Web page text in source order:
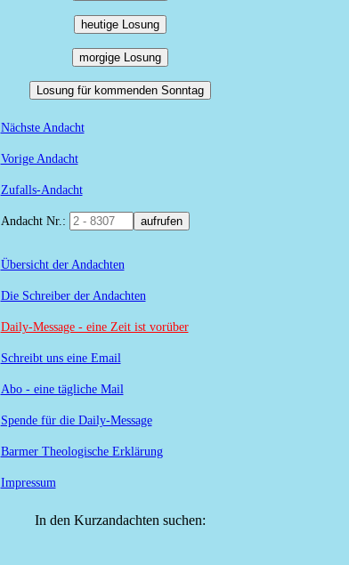
heutige Losung
morgige Losung
Losung für kommenden Sonntag
Nächste Andacht
Vorige Andacht
Zufalls-Andacht
Andacht Nr.: aufrufen
Übersicht der Andachten
Die Schreiber der Andachten
Daily-Message - eine Zeit ist vorüber
Schreibt uns eine Email
Abo - eine tägliche Mail
Spende für die Daily-Message
Barmer Theologische Erklärung
Impressum
In den Kurzandachten suchen: